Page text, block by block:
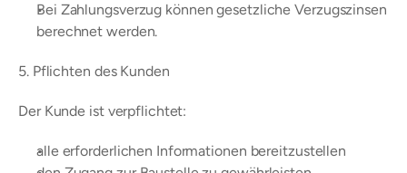
Bei Zahlungsverzug können gesetzliche Verzugszinsen
berechnet werden.
5. Pflichten des Kunden
Der Kunde ist verpflichtet:
alle erforderlichen Informationen bereitzustellen